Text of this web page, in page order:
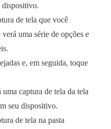
dispositivo.
de tela que você
uma série de opções e
e, em seguida, toque
captura de tela da tela
seu dispositivo.
de tela na pasta